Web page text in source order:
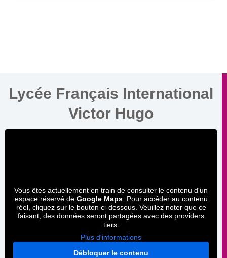
Lycée Français International
Victor Hugo
Vous êtes actuellement en train de consulter le contenu d'un
espace réservé de Google Maps. Pour accéder au contenu
réel, cliquez sur le bouton ci-dessous. Veuillez noter que ce
faisant, des données seront partagées avec des providers
tiers.
Plus d'informations
Débloquer le contenu